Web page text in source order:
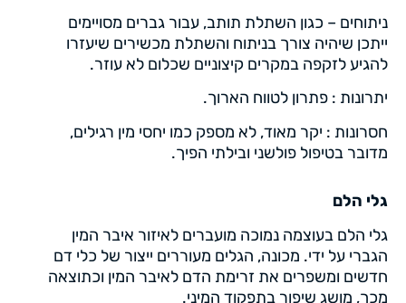
ניתוחים – כגון השתלת תותב, עבור גברים מסויימים
ייתכן שיהיה צורך בניתוח והשתלת מכשירים שיעזרו
להגיע לזקפה במקרים קיצוניים שכלום לא עוזר.
יתרונות : פתרון לטווח הארוך.
חסרונות : יקר מאוד, לא מספק כמו יחסי מין רגילים,
מדובר בטיפול פולשני ובילתי הפיך.
גלי הלם
גלי הלם בעוצמה נמוכה מועברים לאיזור איבר המין
הגברי על ידי. מכונה, הגלים מעוררים ייצור של כלי דם
חדשים ומשפרים את זרימת הדם לאיבר המין וכתוצאה
מכך, מושג שיפור בתפקוד המיני.